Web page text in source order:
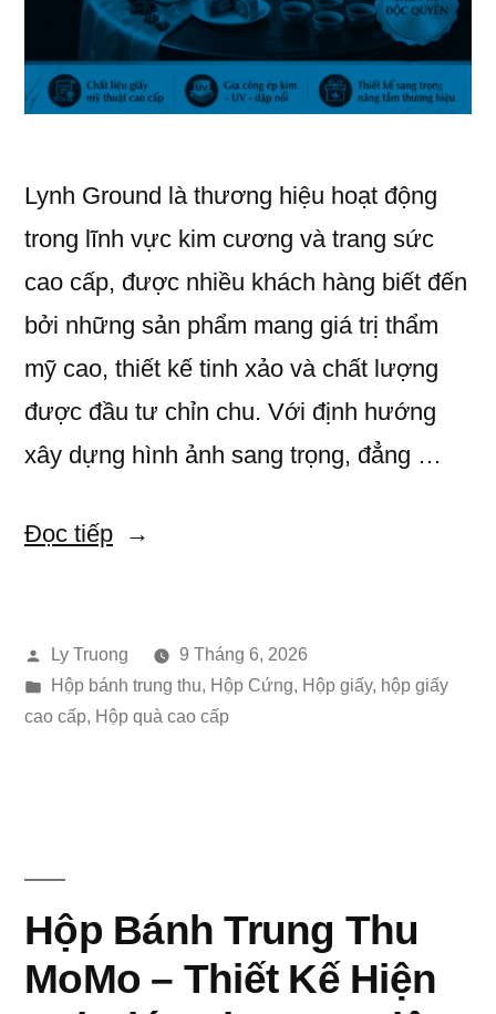
Lynh Ground là thương hiệu hoạt động
trong lĩnh vực kim cương và trang sức
cao cấp, được nhiều khách hàng biết đến
bởi những sản phẩm mang giá trị thẩm
mỹ cao, thiết kế tinh xảo và chất lượng
được đầu tư chỉn chu. Với định hướng
xây dựng hình ảnh sang trọng, đẳng …
Đọc tiếp“Hộp
Thu
Lynh
Sang
Trọng
Dành
Đăng
bởi
Ly Truong
9 Tháng 6, 2026
Đăng
trong
Hộp bánh trung thu, Hộp Cứng, Hộp giấy, hộp giấy
cao cấp, Hộp quà cao cấp
Hộp Bánh Trung Thu
MoMo – Thiết Kế Hiện